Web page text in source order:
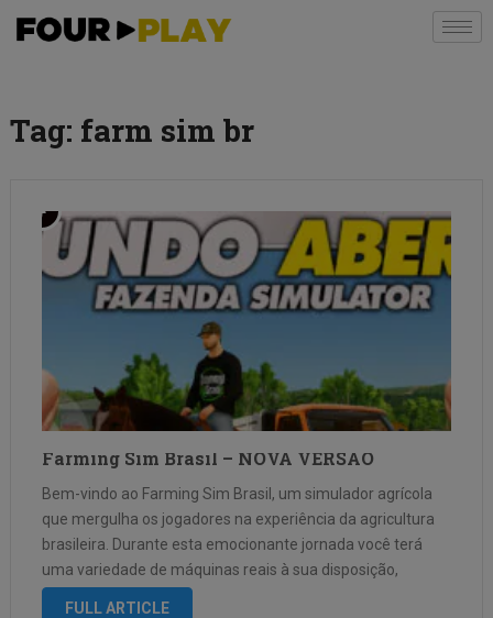
Tag: farm sim br
Farming Sim Brasil – NOVA VERSÃO
Bem-vindo ao Farming Sim Brasil, um simulador agrícola
que mergulha os jogadores na experiência da agricultura
brasileira. Durante esta emocionante jornada você terá
uma variedade de máquinas reais à sua disposição,
mergulhando você na gestão de uma fazenda realista.
FULL ARTICLE